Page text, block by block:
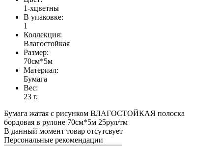
1-хцветны
В упаковке:
1
Коллекция:
Влагостойкая
Размер:
70см*5м
Материал:
Бумага
Вес:
23 г.
Бумага жатая с рисунком ВЛАГОСТОЙКАЯ полоска
бордовая в рулоне 70см*5м 25рул/тм
В данный момент товар отсутсвует
Персональные рекомендации